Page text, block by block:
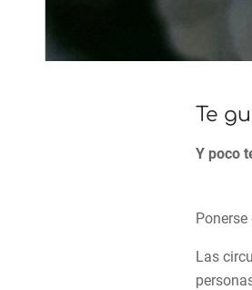
Te
Y poco
Las